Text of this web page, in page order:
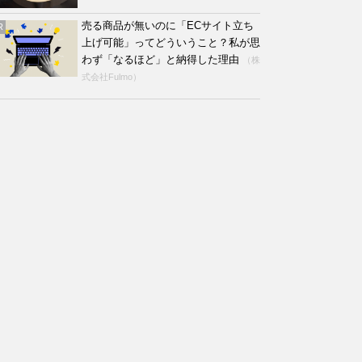
売る商品が無いのに「ECサイト立ち
上げ可能」ってどういうこと？私が思
わず「なるほど」と納得した理由
（株
式会社Fulmo）